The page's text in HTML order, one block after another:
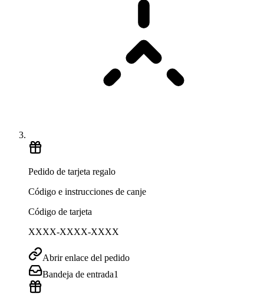
Pedido de tarjeta regalo
Código e instrucciones de canje
Código de tarjeta
XXXX-XXXX-XXXX
Abrir enlace del pedido
Bandeja de entrada1